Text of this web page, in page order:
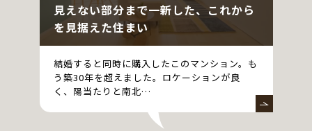
見えない部分まで一新した、これから
を見据えた住まい
結婚すると同時に購入したこのマンション。も
う築30年を超えました。ロケーションが良
く、陽当たりと南北…